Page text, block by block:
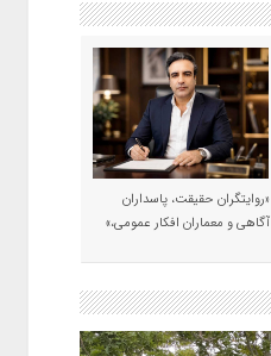
«روایتگران حقیقت، پاسداران
آگاهی و معماران افکار عمومی،»